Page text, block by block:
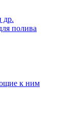
др.
полива
к ним